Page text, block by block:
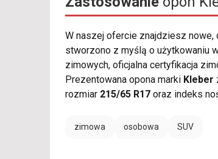
W naszej ofercie znajdziesz nowe,
stworzono z myślą o użytkowaniu
zimowych, oficjalna certyfikacja
Prezentowana opona marki Kleber
rozmiar 215/65 R17 oraz indeks
zimowa osobowa SUV